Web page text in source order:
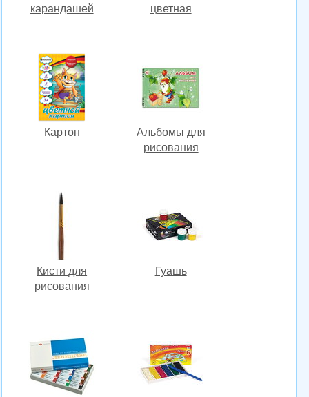
карандашей
цветная
Картон
Альбомы для
рисования
Кисти для
рисования
Гуашь